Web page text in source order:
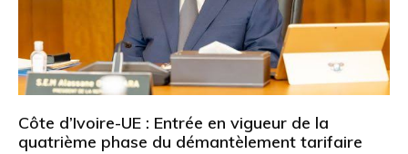
Côte d’Ivoire-UE : Entrée en vigueur de la
quatrième phase du démantèlement tarifaire